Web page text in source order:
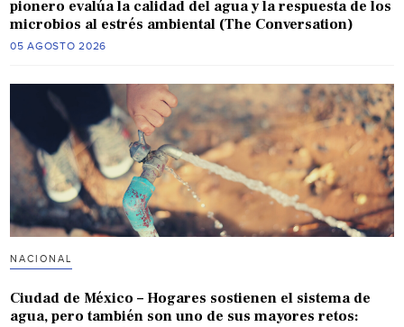
pionero evalúa la calidad del agua y la respuesta de los
microbios al estrés ambiental (The Conversation)
05 AGOSTO 2026
NACIONAL
Ciudad de México – Hogares sostienen el sistema de
agua, pero también son uno de sus mayores retos: